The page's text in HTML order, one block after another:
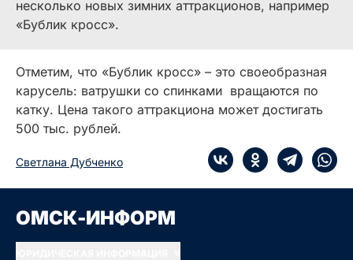
несколько новых зимних аттракционов, например
«Бублик кросс».
Отметим, что «Бублик кросс» – это своеобразная
карусель: ватрушки со спинками вращаются по
катку. Цена такого аттракциона может достигать
500 тыс. рублей.
Светлана Дубченко
ОМСК-ИНФОРМ